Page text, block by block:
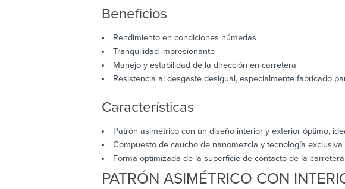
Beneficios
Rendimiento en condiciones húmedas
Tranquilidad impresionante
Manejo y estabilidad de la dirección en carretera
Resistencia al desgaste desigual, especialmente fabricado
Características
Patrón asimétrico con un diseño interior y exterior óptimo,
Compuesto de caucho de nanomezcla y tecnología
Forma optimizada de la superficie de contacto de la
PATRÓN ASIMÉTRICO CON